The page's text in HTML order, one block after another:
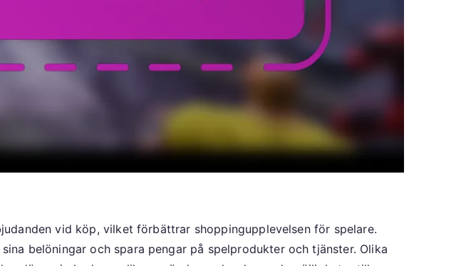
vid köp, vilket förbättrar shoppingupplevelsen för spelare.
belöningar och spara pengar på spelprodukter och tjänster. Olika